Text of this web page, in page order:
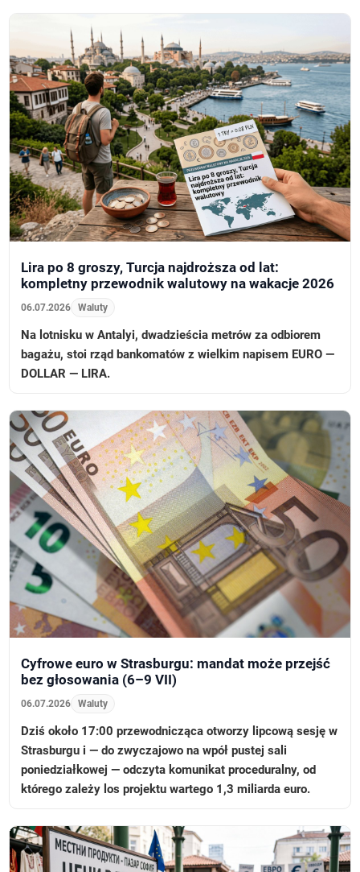
Lira po 8 groszy, Turcja najdroższa od lat:
kompletny przewodnik walutowy na wakacje 2026
06.07.2026 Waluty
Na lotnisku w Antalyi, dwadzieścia metrów za odbiorem
bagażu, stoi rząd bankomatów z wielkim napisem EURO —
DOLLAR — LIRA.
Cyfrowe euro w Strasburgu: mandat może przejść
bez głosowania (6–9 VII)
06.07.2026 Waluty
Dziś około 17:00 przewodnicząca otworzy lipcową sesję w
Strasburgu i — do zwyczajowo na wpół pustej sali
poniedziałkowej — odczyta komunikat proceduralny, od
którego zależy los projektu wartego 1,3 miliarda euro.